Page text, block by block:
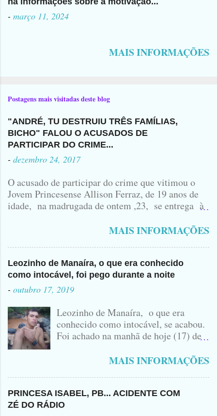
- março 11, 2024
MAIS INFORMAÇÕES
Postagens mais visitadas deste blog
"ANDRÉ, TU DESTRUIU TRÊS FAMÍLIAS,
BICHO" FALOU O ACUSADOS DE
PARTICIPAR DO CRIME...
- dezembro 24, 2017
O acusado de participar do crime que vitimou o
Jovem Princesense Allison Ferraz, de 19 anos de
idade, na madrugada de ontem ,23, se entrega à
vulgo ( CORRÓ ) falou como tudo aconteceu ...
MAIS INFORMAÇÕES
Leozinho de Manaíra, o que era conhecido
como intocável, foi pego durante a noite
- outubro 17, 2019
Leozinho de Manaíra, o que era
conhecido como intocável, se acabou.
Foi achado na manhã de hoje (17) de
no Sertão da Paraíba, o Lendário
Leozinho . Segundo informações , o
Criminoso Leonardo, 22 anos, foi
atingido com disparo de calibre 12. O
Procurado pela Justiça havia matado
MAIS INFORMAÇÕES
PRINCESA ISABEL, PB... ACIDENTE COM
ZÉ DO RÁDIO